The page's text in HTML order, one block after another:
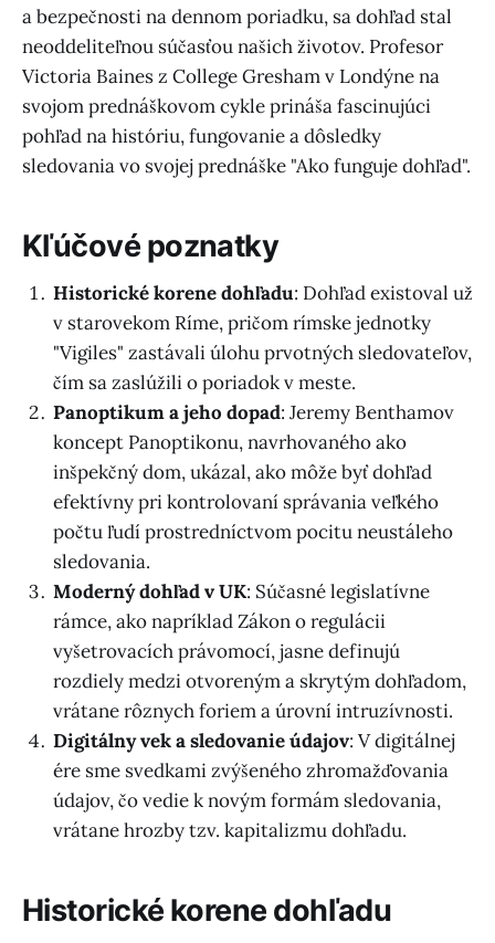
a bezpečnosti na dennom poriadku, sa dohľad stal
neoddeliteľnou súčasťou našich životov. Profesor
Victoria Baines z College Gresham v Londýne na
svojom prednáškovom cykle prináša fascinujúci
pohľad na históriu, fungovanie a dôsledky
sledovania vo svojej prednáške "Ako funguje dohľad".
Kľúčové poznatky
Historické korene dohľadu: Dohľad existoval už
v starovekom Ríme, pričom rímske jednotky
"Vigiles" zastávali úlohu prvotných sledovateľov,
čím sa zaslúžili o poriadok v meste.
Panoptikum a jeho dopad: Jeremy Benthamov
koncept Panoptikonu, navrhovaného ako
inšpekčný dom, ukázal, ako môže byť dohľad
efektívny pri kontrolovaní správania veľkého
počtu ľudí prostredníctvom pocitu neustáleho
sledovania.
Moderný dohľad v UK: Súčasné legislatívne
rámce, ako napríklad Zákon o regulácii
vyšetrovacích právomocí, jasne definujú
rozdiely medzi otvoreným a skrytým dohľadom,
vrátane rôznych foriem a úrovní intruzívnosti.
Digitálny vek a sledovanie údajov: V digitálnej
ére sme svedkami zvýšeného zhromažďovania
údajov, čo vedie k novým formám sledovania,
vrátane hrozby tzv. kapitalizmu dohľadu.
Historické korene dohľadu